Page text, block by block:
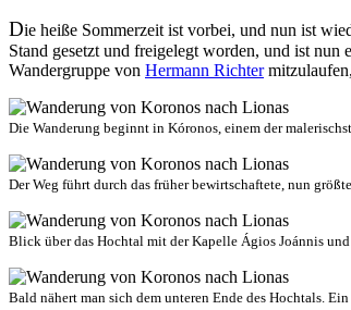
Die heiße Sommerzeit ist vorbei, und nun ist
Stand gesetzt und freigelegt worden, und ist nun
Wandergruppe von Hermann Richter
Die Wanderung beginnt in Kóronos, einem der
Der Weg führt durch das früher bewirtschaftete, nun
Blick über das Hochtal mit der Kapelle Ágios Joánnis
Bald nähert man sich dem unteren Ende des Hochtals.